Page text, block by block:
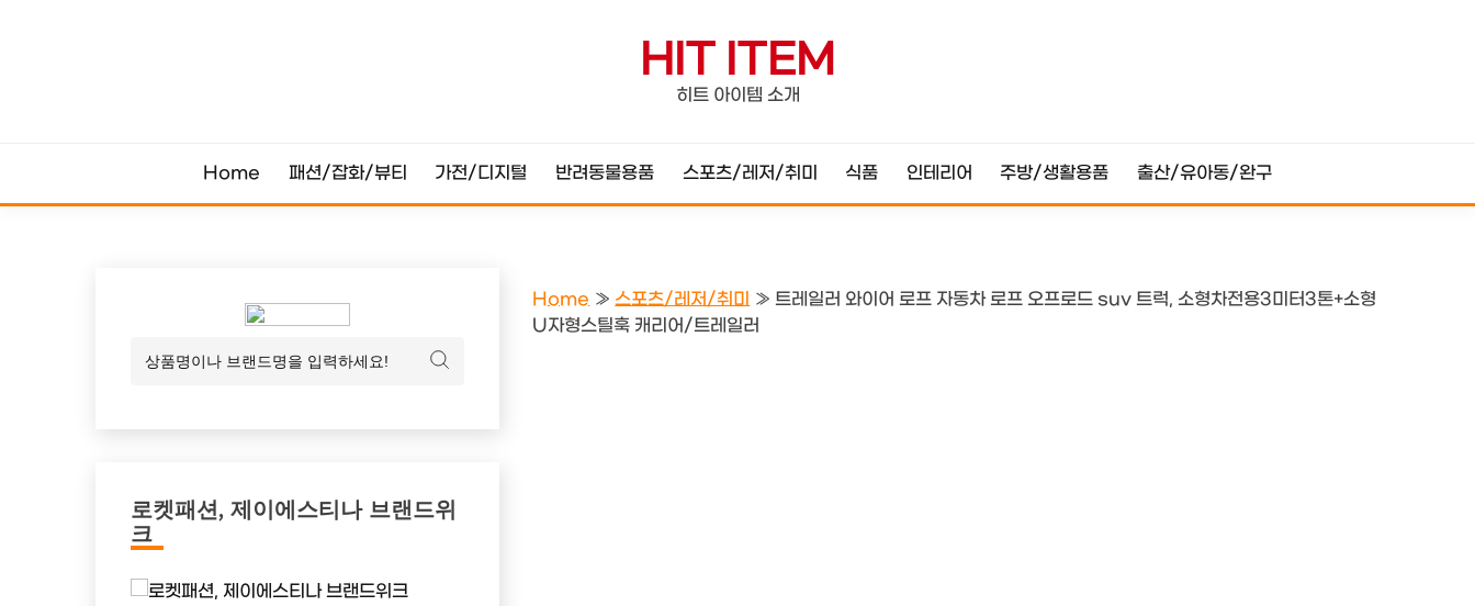
HIT ITEM
히트 아이템 소개
Home 패션/잡화/뷰티 가전/디지털 반려동물용품 스포츠/레저/취미 식품 인테리어 주방/생활용품 출산/유아동/완구
Home »스포츠/레저/취미 » 트레일러 와이어 로프 자동차 로프 오프로드 suv 트럭, 소형차전용3미터3톤+소형
U자형스틸훅 캐리어/트레일러
로켓패션, 제이에스티나 브랜드위
크